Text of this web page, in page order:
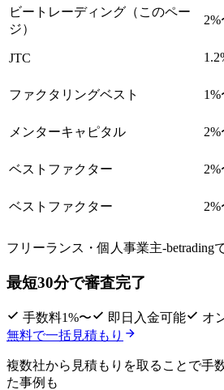
ビートレーディング （このペー
ジ）
2%
JTC 1.2
ファクタリングベスト 1%
メンターキャピタル 2%
ベストファクター 2%
ベストファクター 2%
フリーランス・個人事業主-betrading
最短30分で審査完了
手数料1%〜 即日入金可能
オ
無料で一括見積もり
複数社から見積もりを取ることで手
た事例も